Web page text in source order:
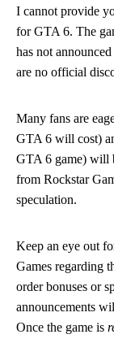
I cannot provide
for GTA 6. The
has not
are no official
Many fans are
GTA 6 will cost)
GTA 6 game) will
from Rockstar
speculation.
Keep an eye out
Games regarding
order bonuses or
announcements
Once the game is